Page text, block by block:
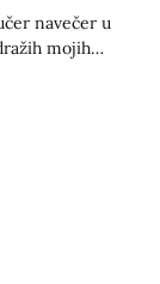
navečer u
mojih…